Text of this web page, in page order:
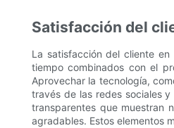
Satisfacción del
La satisfacción del cliente
tiempo combinados con el
Aprovechar la tecnología,
través de las redes sociales
transparentes que muestran
agradables. Estos elementos